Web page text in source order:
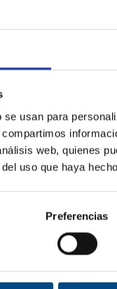
usan para
web, quienes
uso que haya
Preferencias
utilizados en la
de algunos animales
en una variedad de
aletas de natación:
propulsión: Las aletas